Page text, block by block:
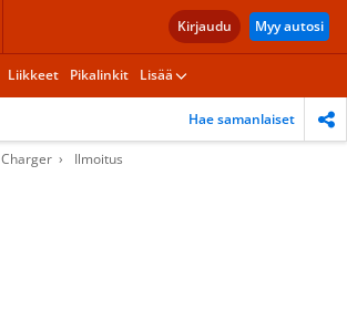
Kirjaudu Myy autosi
Liikkeet Pikalinkit Lisää
Hae samanlaiset
Charger Ilmoitus